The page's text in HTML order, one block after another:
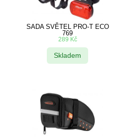
SADA SVĚTEL PRO-T ECO
769
289 Kč
Skladem